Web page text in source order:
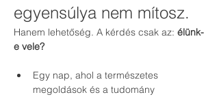
egyensúlya nem mítosz.
Hanem lehetőség. A kérdés csak az: élünk-
e vele?
Egy nap, ahol a természetes
megoldások és a tudomány